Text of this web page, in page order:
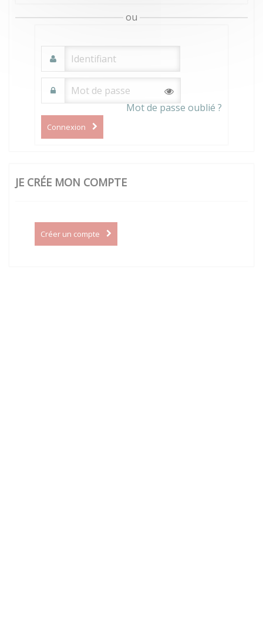
ou
Mot de passe oublié ?
Connexion
JE CRÉE MON COMPTE
Créer un compte